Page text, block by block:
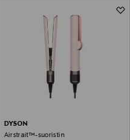
DYSON
Airstrait™-suoristin